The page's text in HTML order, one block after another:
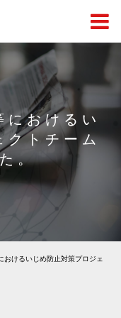
おけるい
クトチーム
。
おけるいじめ防止対策プロジェ